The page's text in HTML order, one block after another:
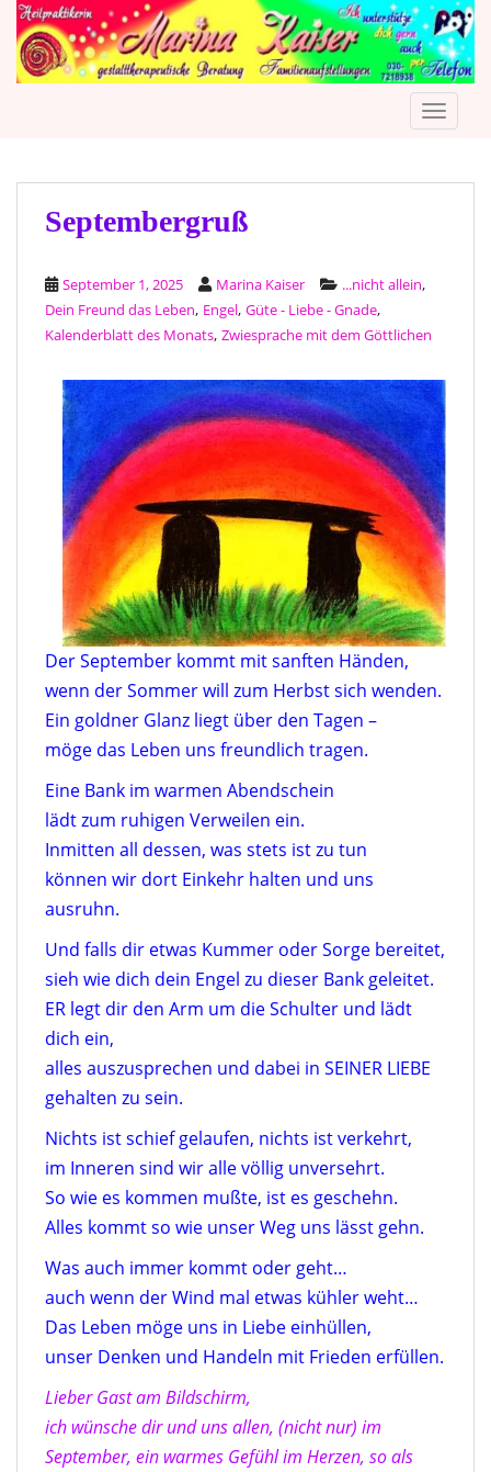
Septembergruß
September 1, 2025 Marina Kaiser ...nicht allein,
Dein Freund das Leben, Engel, Güte - Liebe - Gnade,
Kalenderblatt des Monats, Zwiesprache mit dem Göttlichen
Der September kommt mit sanften Händen,
wenn der Sommer will zum Herbst sich wenden.
Ein goldner Glanz liegt über den Tagen –
möge das Leben uns freundlich tragen.
Eine Bank im warmen Abendschein
lädt zum ruhigen Verweilen ein.
Inmitten all dessen, was stets ist zu tun
können wir dort Einkehr halten und uns
ausruhn.
Und falls dir etwas Kummer oder Sorge bereitet,
sieh wie dich dein Engel zu dieser Bank geleitet.
ER legt dir den Arm um die Schulter und lädt
dich ein,
alles auszusprechen und dabei in SEINER LIEBE
gehalten zu sein.
Nichts ist schief gelaufen, nichts ist verkehrt,
im Inneren sind wir alle völlig unversehrt.
So wie es kommen mußte, ist es geschehn.
Alles kommt so wie unser Weg uns lässt gehn.
Was auch immer kommt oder geht…
auch wenn der Wind mal etwas kühler weht…
Das Leben möge uns in Liebe einhüllen,
unser Denken und Handeln mit Frieden erfüllen.
Lieber Gast am Bildschirm,
ich wünsche dir und uns allen, (nicht nur) im
September, ein warmes Gefühl im Herzen, so als